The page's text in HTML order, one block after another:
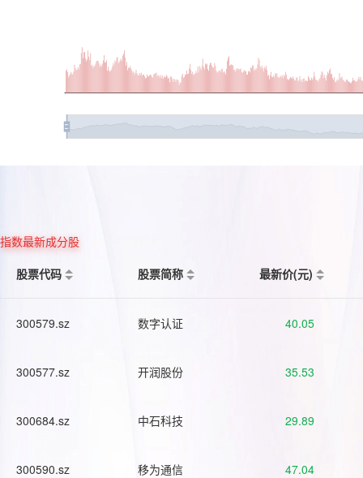
指数最新成分股
股票代码
股票简称 最新价(元)
300579.sz 数字认证 40.05
300577.sz 开润股份 35.53
300684.sz 中石科技 29.89
300590.sz 移为通信 47.04